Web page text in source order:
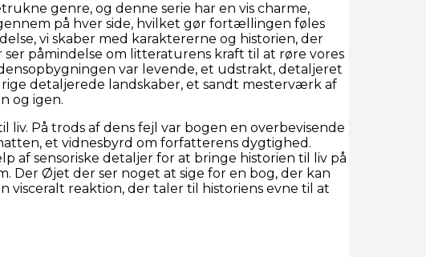
genre, og denne serie har en vis charme,
på hver side, hvilket gør fortællingen føles
vi skaber med karaktererne og historien, der
påmindelse om litteraturens kraft til at røre vores
var levende, et udstrakt, detaljeret
detaljerede landskaber, et sandt mesterværk af
og igen.
På trods af dens fejl var bogen en overbevisende
et vidnesbyrd om forfatterens dygtighed.
af sensoriske detaljer for at bringe historien til liv på
Der Øjet der ser noget at sige for en bog, der kan
visceralt reaktion, der taler til historiens evne til at